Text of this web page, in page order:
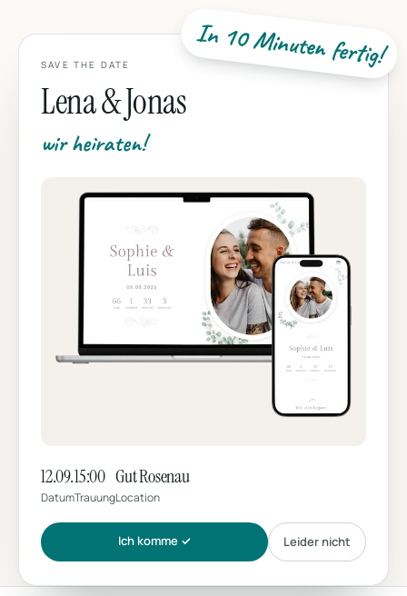
SAVE THE DATE
Lena & Jonas
wir heiraten!
12.09.
Datum
15:00
Trauung
Gut Rosenau
Location
Ich komme ✓ Leider nicht
In 10 Minuten fertig!